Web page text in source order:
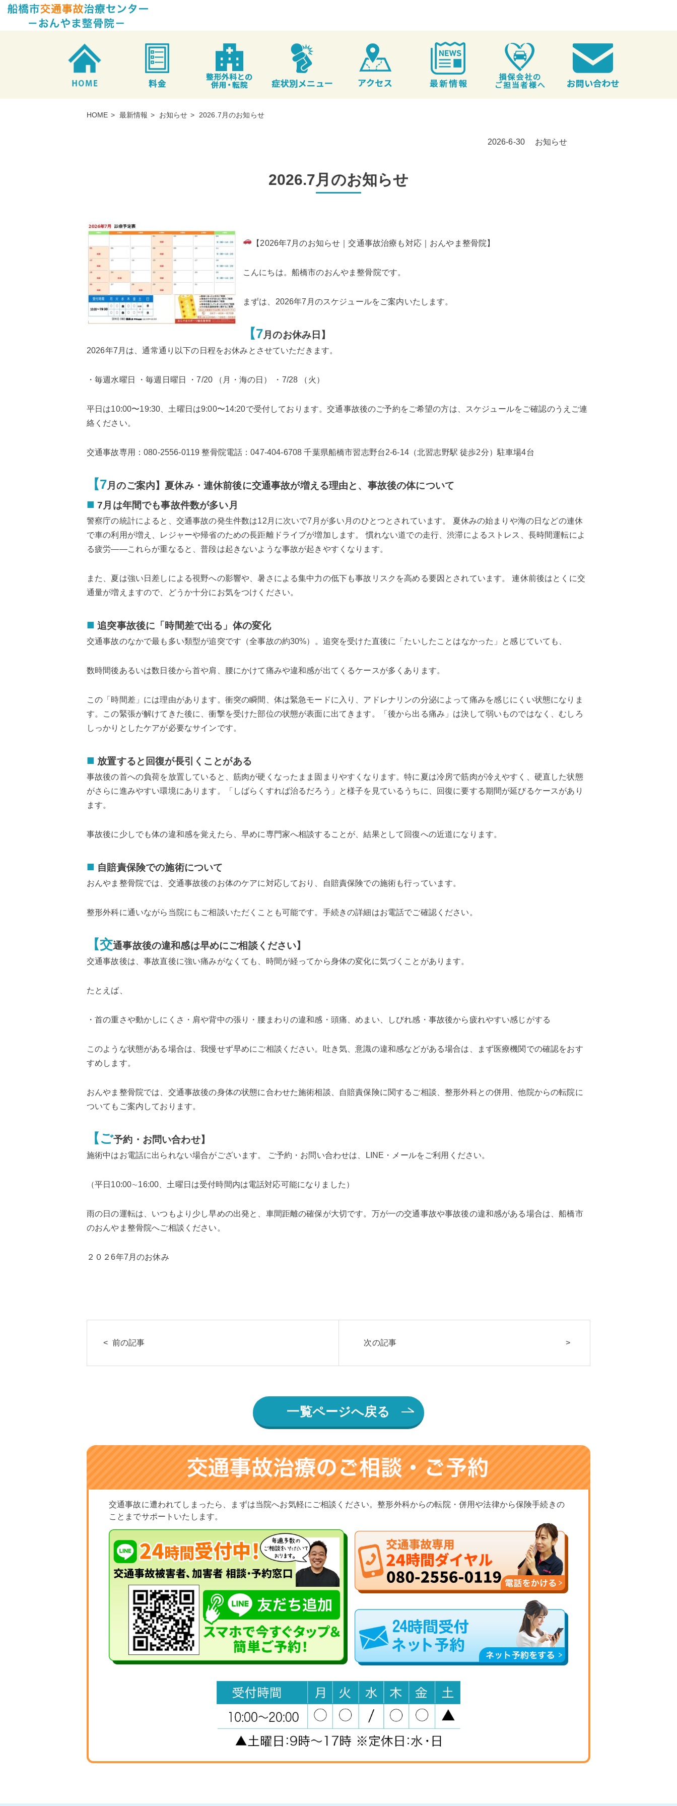
HOME > 最新情報 > お知らせ > 2026.7月のお知らせ
2026-6-30 お知らせ
2026.7月のお知らせ
【2026年7月のお知らせ｜交通事故治療も対応｜おんやま整骨院】
こんにちは。船橋市のおんやま整骨院です。
まずは、2026年7月のスケジュールをご案内いたします。
【7月のお休み日】
2026年7月は、通常通り以下の日程をお休みとさせていただきます。
・毎週水曜日 ・毎週日曜日 ・7/20 （月・海の日） ・7/28 （火）
平日は10:00〜19:30、土曜日は9:00〜14:20で受付しております。交通事故後のご予約をご希望の方は、スケジュールをご確認のうえご連
絡ください。
交通事故専用：080-2556-0119 整骨院電話：047-404-6708 千葉県船橋市習志野台2-6-14（北習志野駅 徒歩2分）駐車場4台
【7月のご案内】夏休み・連休前後に交通事故が増える理由と、事故後の体について
■ 7月は年間でも事故件数が多い月
警察庁の統計によると、交通事故の発生件数は12月に次いで7月が多い月のひとつとされています。 夏休みの始まりや海の日などの連休
で車の利用が増え、レジャーや帰省のための長距離ドライブが増加します。 慣れない道での走行、渋滞によるストレス、長時間運転によ
る疲労——これらが重なると、普段は起きないような事故が起きやすくなります。
また、夏は強い日差しによる視野への影響や、暑さによる集中力の低下も事故リスクを高める要因とされています。 連休前後はとくに交
通量が増えますので、どうか十分にお気をつけください。
■ 追突事故後に「時間差で出る」体の変化
交通事故のなかで最も多い類型が追突です（全事故の約30%）。追突を受けた直後に「たいしたことはなかった」と感じていても、
数時間後あるいは数日後から首や肩、腰にかけて痛みや違和感が出てくるケースが多くあります。
この「時間差」には理由があります。衝突の瞬間、体は緊急モードに入り、アドレナリンの分泌によって痛みを感じにくい状態になりま
す。この緊張が解けてきた後に、衝撃を受けた部位の状態が表面に出てきます。「後から出る痛み」は決して弱いものではなく、むしろ
しっかりとしたケアが必要なサインです。
■ 放置すると回復が長引くことがある
事故後の首への負荷を放置していると、筋肉が硬くなったまま固まりやすくなります。特に夏は冷房で筋肉が冷えやすく、硬直した状態
がさらに進みやすい環境にあります。「しばらくすれば治るだろう」と様子を見ているうちに、回復に要する期間が延びるケースがあり
ます。
事故後に少しでも体の違和感を覚えたら、早めに専門家へ相談することが、結果として回復への近道になります。
■ 自賠責保険での施術について
おんやま整骨院では、交通事故後のお体のケアに対応しており、自賠責保険での施術も行っています。
整形外科に通いながら当院にもご相談いただくことも可能です。手続きの詳細はお電話でご確認ください。
【交通事故後の違和感は早めにご相談ください】
交通事故後は、事故直後に強い痛みがなくても、時間が経ってから身体の変化に気づくことがあります。
たとえば、
・首の重さや動かしにくさ・肩や背中の張り・腰まわりの違和感・頭痛、めまい、しびれ感・事故後から疲れやすい感じがする
このような状態がある場合は、我慢せず早めにご相談ください。吐き気、意識の違和感などがある場合は、まず医療機関での確認をおす
すめします。
おんやま整骨院では、交通事故後の身体の状態に合わせた施術相談、自賠責保険に関するご相談、整形外科との併用、他院からの転院に
ついてもご案内しております。
【ご予約・お問い合わせ】
施術中はお電話に出られない場合がございます。 ご予約・お問い合わせは、LINE・メールをご利用ください。
（平日10:00∼16:00、土曜日は受付時間内は電話対応可能になりました）
雨の日の運転は、いつもより少し早めの出発と、車間距離の確保が大切です。万が一の交通事故や事故後の違和感がある場合は、船橋市
のおんやま整骨院へご相談ください。
２０２6年7月のお休み
前の記事 次の記事
一覧ページへ戻る
交通事故に遭われてしまったら、まずは当院へお気軽にご相談ください。整形外科からの転院・併用や法律から保険手続きの
ことまでサポートいたします。